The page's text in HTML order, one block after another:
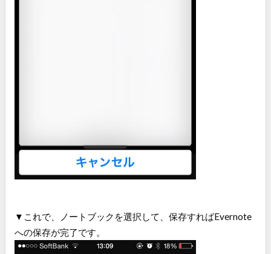
▼これで、ノートブックを選択して、保存すればEvernote
への保存が完了です。